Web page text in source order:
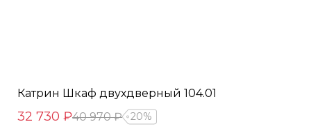
Катрин Шкаф двухдверный 104.01
32 730 ₽40 970 ₽ 20%